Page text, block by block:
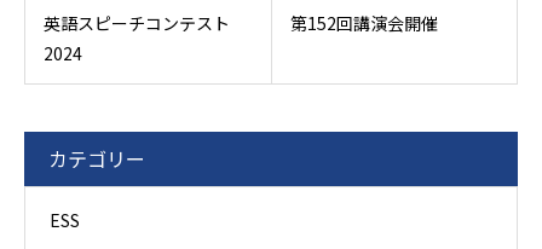
英語スピーチコンテスト
2024
第152回講演会開催
カテゴリー
ESS